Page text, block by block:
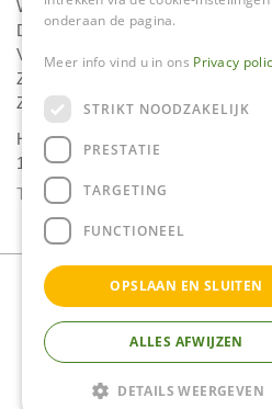
Woensdag
Donderdag
Vrijdag
Zaterdag
Zondag
Het 'Bloemetje van Daniëls' is van
17.00 uur!
Toon alle openingstijden
Tuincentrum Daniels
Tuincentrum Overzicht
onderaan de pagina.
Meer info vind u in ons Privacy
STRIKT NOODZAKELIJK
PRESTATIE
TARGETING
FUNCTIONEEL
OPSLAAN EN SLUITEN
ALLES AFWIJZEN
DETAILS WEERGEVEN